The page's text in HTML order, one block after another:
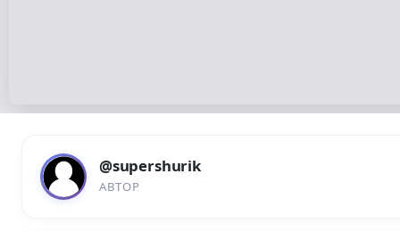
@supershurik
АВТОР